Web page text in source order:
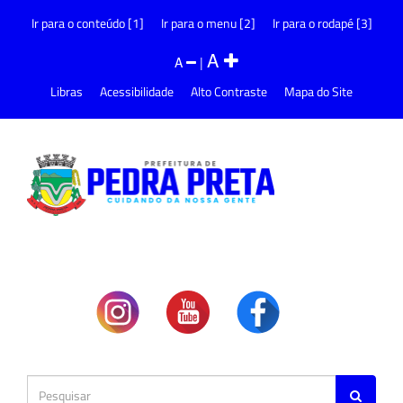
Ir para o conteúdo [1] Ir para o menu [2] Ir para o rodapé [3]
A |A
Libras Acessibilidade Alto Contraste Mapa do Site